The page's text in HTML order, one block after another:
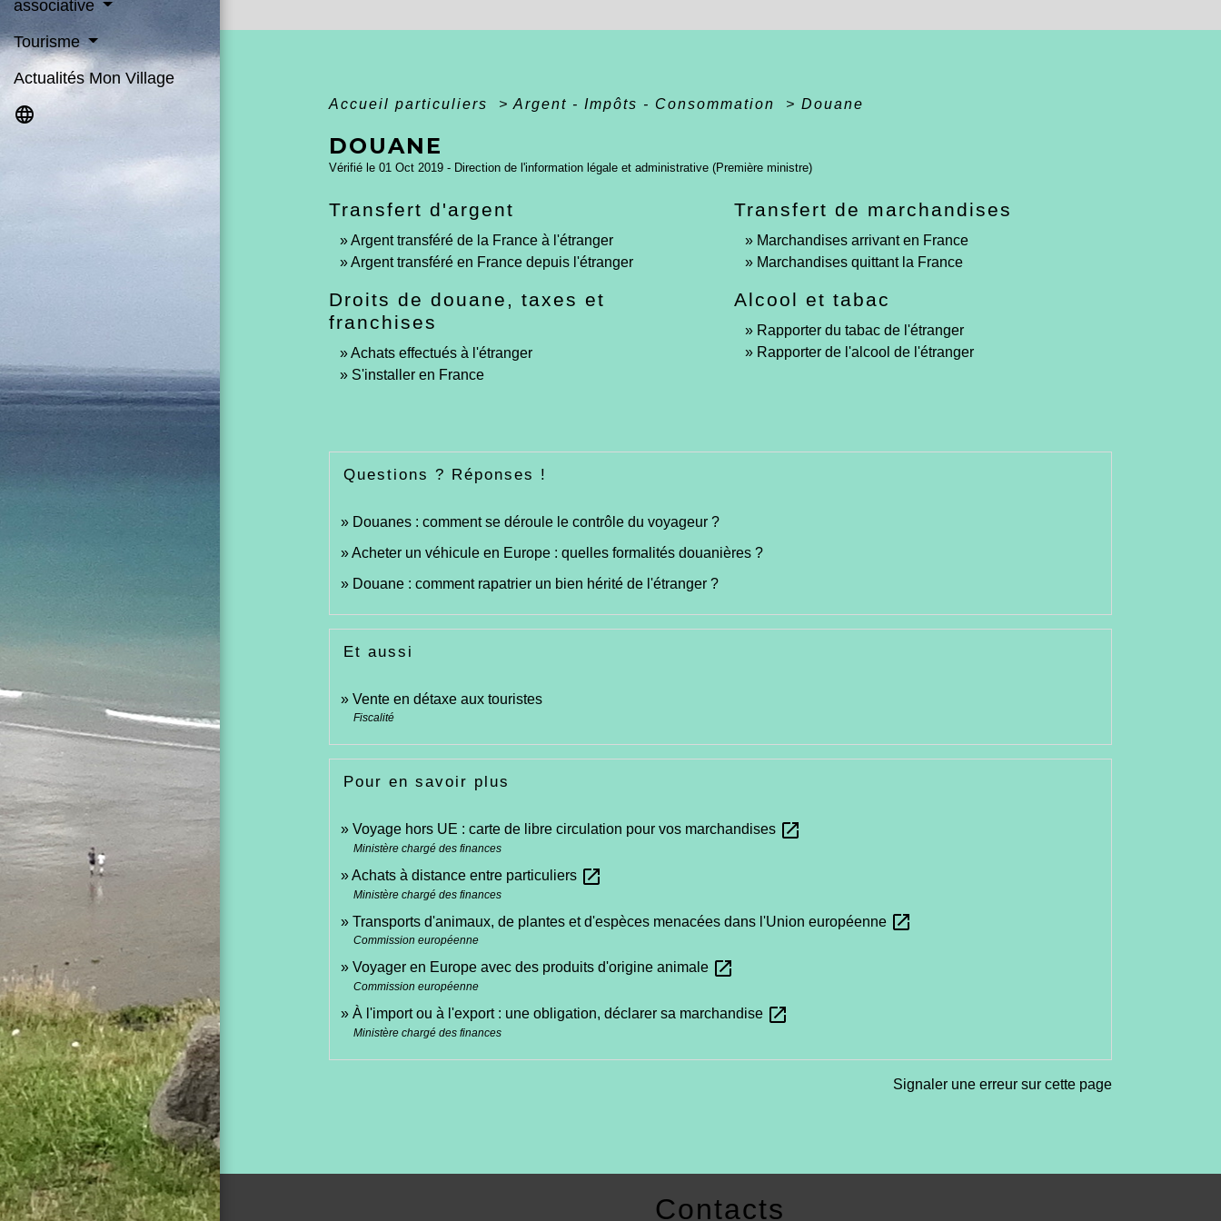
associative
Tourisme
Actualités Mon Village
language Accueil particuliers > Argent - Impôts - Consommation > Douane
DOUANE
Vérifié le 01 Oct 2019 - Direction de l'information légale et administrative (Première ministre)
Transfert d'argent
Argent transféré de la France à l'étranger
Argent transféré en France depuis l'étranger
Transfert de marchandises
Marchandises arrivant en France
Marchandises quittant la France
Droits de douane, taxes et
franchises
Achats effectués à l'étranger
S'installer en France
Alcool et tabac
Rapporter du tabac de l'étranger
Rapporter de l'alcool de l'étranger
Questions ? Réponses !
Douanes : comment se déroule le contrôle du voyageur ?
Acheter un véhicule en Europe : quelles formalités douanières ?
Douane : comment rapatrier un bien hérité de l'étranger ?
Et aussi
Vente en détaxe aux touristes
Fiscalité
Pour en savoir plus
Voyage hors UE : carte de libre circulation pour vos marchandises open_in_new
Ministère chargé des finances
Achats à distance entre particuliers open_in_new
Ministère chargé des finances
Transports d'animaux, de plantes et d'espèces menacées dans l'Union européenne open_in_new
Commission européenne
Voyager en Europe avec des produits d'origine animale open_in_new
Commission européenne
À l'import ou à l'export : une obligation, déclarer sa marchandise open_in_new
Ministère chargé des finances
Signaler une erreur sur cette page
Contacts